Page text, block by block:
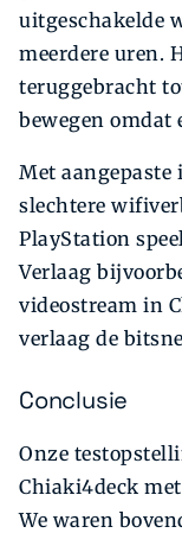
uitgeschakelde
meerdere uren.
teruggebracht
bewegen omdat
Met
slechtere
PlayStation
Verlaag
videostream in
verlaag de
Conclusie
Onze
Chiaki4deck
We waren